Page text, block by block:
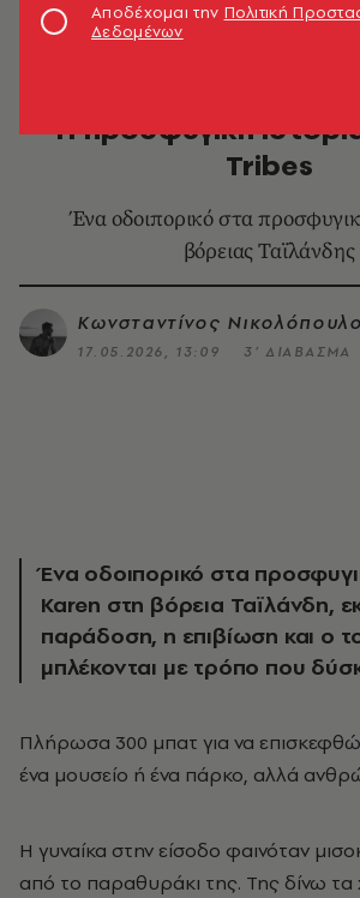
τον κόσμο του © Κωνσταντίνος
Η προσφυγική
Tribes
Ένα οδοιπορικό στα
βόρειας Ταϊλάνδης
Κωνσταντίνος
17.05.2026, 13:09 3’ ΔΙΑΒΑΣΜΑ
Ένα οδοιπορικό στα
Karen στη βόρεια Ταϊλάνδη,
παράδοση, η επιβίωση και ο
μπλέκονται με τρόπο που
Πλήρωσα 300 μπατ για να
ένα μουσείο ή ένα πάρκο, αλλά
Η γυναίκα στην είσοδο φαινόταν
από το παραθυράκι της. Της δίνω τα
Αποδέχομαι την Πολιτική
Δεδομένων